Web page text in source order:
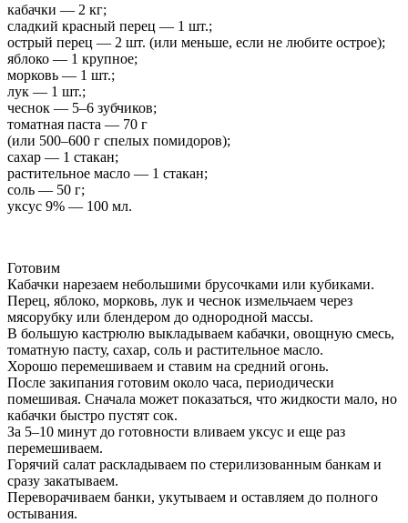
кабачки — 2 кг;
сладкий красный перец — 1 шт.;
острый перец — 2 шт. (или меньше, если не любите острое);
яблоко — 1 крупное;
морковь — 1 шт.;
лук — 1 шт.;
чеснок — 5–6 зубчиков;
томатная паста — 70 г
(или 500–600 г спелых помидоров);
сахар — 1 стакан;
растительное масло — 1 стакан;
соль — 50 г;
уксус 9% — 100 мл.
Готовим
Кабачки нарезаем небольшими брусочками или кубиками.
Перец, яблоко, морковь, лук и чеснок измельчаем через
мясорубку или блендером до однородной массы.
В большую кастрюлю выкладываем кабачки, овощную смесь,
томатную пасту, сахар, соль и растительное масло.
Хорошо перемешиваем и ставим на средний огонь.
После закипания готовим около часа, периодически
помешивая. Сначала может показаться, что жидкости мало, но
кабачки быстро пустят сок.
За 5–10 минут до готовности вливаем уксус и еще раз
перемешиваем.
Горячий салат раскладываем по стерилизованным банкам и
сразу закатываем.
Переворачиваем банки, укутываем и оставляем до полного
остывания.